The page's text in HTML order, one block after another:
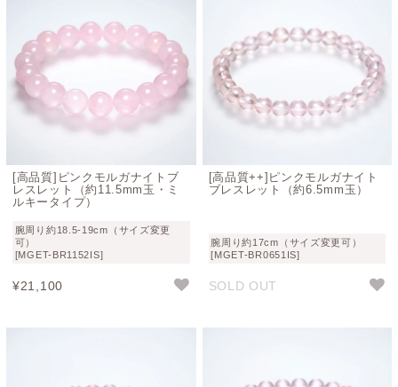
[高品質]ピンクモルガナイトブ
レスレット（約11.5mm玉・ミ
ルキータイプ）
腕周り約18.5-19cm（サイズ変更
可）
[MGET-BR1152IS]
¥21,100
[高品質++]ピンクモルガナイト
ブレスレット（約6.5mm玉）
腕周り約17cm（サイズ変更可）
[MGET-BR0651IS]
SOLD OUT